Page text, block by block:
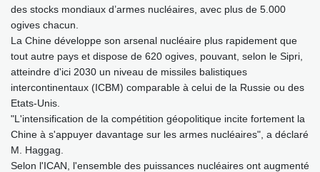
des stocks mondiaux d’armes nucléaires, avec plus de 5.000
ogives chacun.
La Chine développe son arsenal nucléaire plus rapidement que
tout autre pays et dispose de 620 ogives, pouvant, selon le Sipri,
atteindre d'ici 2030 un niveau de missiles balistiques
intercontinentaux (ICBM) comparable à celui de la Russie ou des
Etats-Unis.
"L'intensification de la compétition géopolitique incite fortement la
Chine à s'appuyer davantage sur les armes nucléaires", a déclaré
M. Haggag.
Selon l'ICAN, l'ensemble des puissances nucléaires ont augmenté